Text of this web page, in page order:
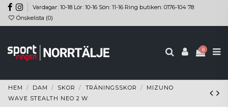
Vardagar: 10-18 Lör: 10-16 Sön: 11-16 Ring butiken: 0176-104 78
Önskelista (0)
0
HEM DAM SKOR TRÄNINGSSKOR
MIZUNO
WAVE STEALTH NEO 2 W